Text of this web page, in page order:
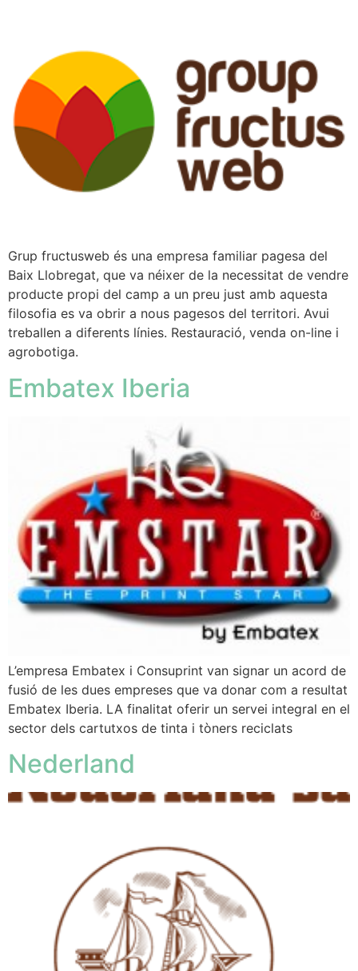
Grup fructusweb és una empresa familiar pagesa del
Baix Llobregat, que va néixer de la necessitat de vendre
producte propi del camp a un preu just amb aquesta
filosofia es va obrir a nous pagesos del territori. Avui
treballen a diferents línies. Restauració, venda on-line i
agrobotiga.
Embatex Iberia
L’empresa Embatex i Consuprint van signar un acord de
fusió de les dues empreses que va donar com a resultat
Embatex Iberia. LA finalitat oferir un servei integral en el
sector dels cartutxos de tinta i tòners reciclats
Nederland